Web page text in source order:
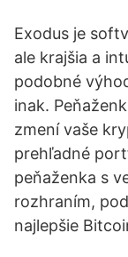
Exodus je
ale krajšia a
podobné
inak.
zmení vaše
prehľadné
peňaženka s
rozhraním,
najlepšie